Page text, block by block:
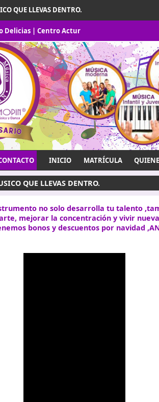
QUE LLEVAS DENTRO.
Delicias |Centro Actur
INICIO MATRÍCULA
QUE LLEVAS DENTRO.
no solo desarrolla tu talento
mejorar la concentración y vivir
bonos y descuentos por navidad